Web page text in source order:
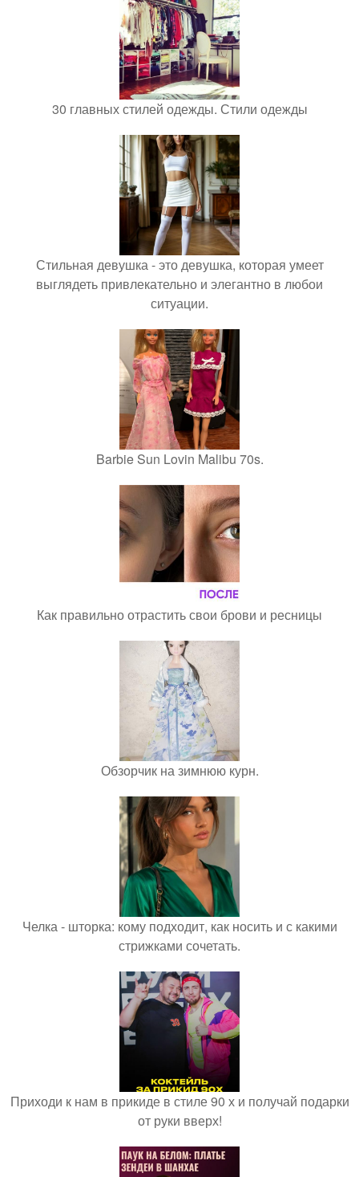
30 главных стилей одежды. Стили одежды
Стильная девушка - это девушка, которая умеет
выглядеть привлекательно и элегантно в любои
ситуации.
Barbie Sun Lovin Malibu 70s.
Как правильно отрастить свои брови и ресницы
Обзорчик на зимнюю курн.
Челка - шторка: кому подходит, как носить и с какими
стрижками сочетать.
Приходи к нам в прикиде в стиле 90 х и получай подарки
от руки вверх!